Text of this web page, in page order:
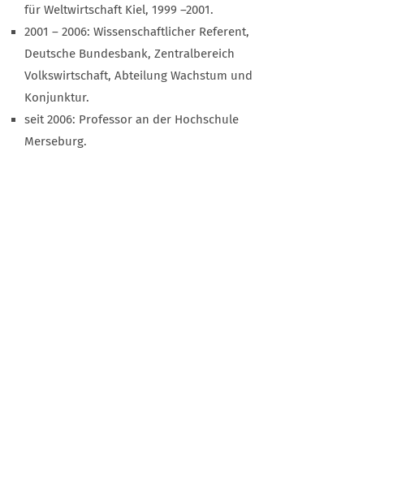
für Weltwirtschaft Kiel, 1999 –2001.
2001 – 2006: Wissenschaftlicher Referent,
Deutsche Bundesbank, Zentralbereich
Volkswirtschaft, Abteilung Wachstum und
Konjunktur.
seit 2006: Professor an der Hochschule
Merseburg.